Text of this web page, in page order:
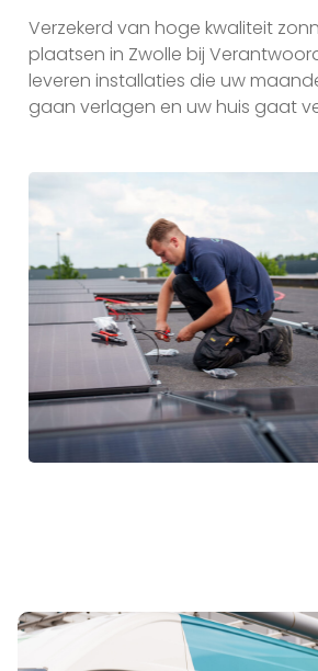
Verzekerd van hoge kwaliteit
plaatsen in Zwolle bij
leveren installaties die uw
gaan verlagen en uw huis gaat